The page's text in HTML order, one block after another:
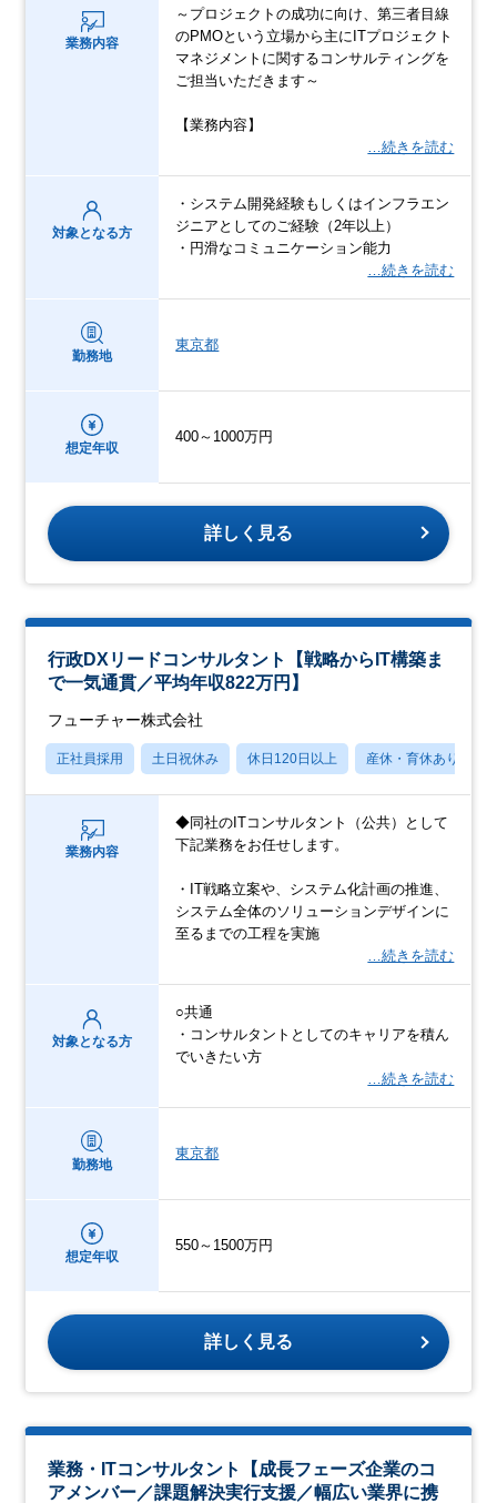
業務内容
～プロジェクトの成功に向け、第三者目線
のPMOという立場から主にITプロジェクト
マネジメントに関するコンサルティングを
ご担当いただきます～
【業務内容】
…続きを読む
対象となる方
・システム開発経験もしくはインフラエン
ジニアとしてのご経験（2年以上）
・円滑なコミュニケーション能力
…続きを読む
勤務地
東京都
想定年収
400～1000万円
詳しく見る
行政DXリードコンサルタント【戦略からIT構築ま
で一気通貫／平均年収822万円】
フューチャー株式会社
正社員採用 土日祝休み 休日120日以上 産休・育休あり
業務内容
◆同社のITコンサルタント（公共）として
下記業務をお任せします。
・IT戦略立案や、システム化計画の推進、
システム全体のソリューションデザインに
至るまでの工程を実施
…続きを読む
対象となる方
○共通
・コンサルタントとしてのキャリアを積ん
でいきたい方
…続きを読む
勤務地
東京都
想定年収
550～1500万円
詳しく見る
業務・ITコンサルタント【成長フェーズ企業のコ
アメンバー／課題解決実行支援／幅広い業界に携